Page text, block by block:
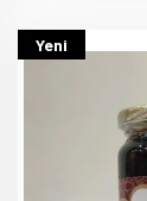
Yeni